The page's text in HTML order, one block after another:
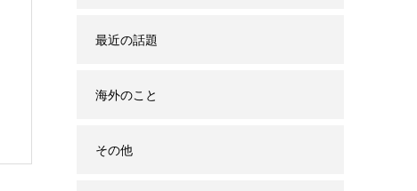
最近の話題
海外のこと
その他